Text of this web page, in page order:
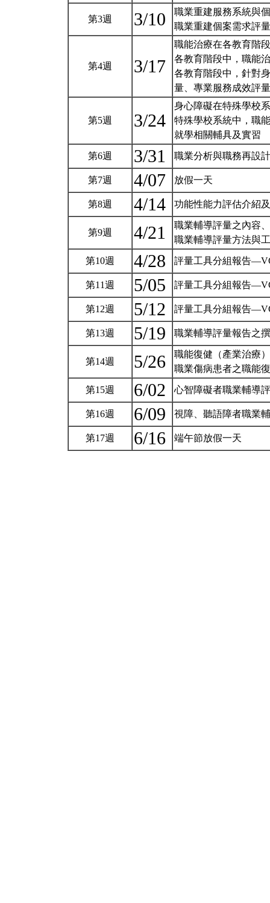
第3週 3/10
職業重建服務系統與
職業重建個案需求評
第4週 3/17
職能治療在各教育階
各教育階段中，職能
各教育階段中，針對
量、專業服務成效評
第5週 3/24
身心障礙在特殊學校
特殊學校系統中，職
就學相關輔具及實習
第6週 3/31 職業分析與職務再設
第7週 4/07 放假一天
第8週 4/14 功能性能力評估介紹
第9週 4/21
職業輔導評量之內容
職業輔導評量方法與
第10週 4/28 評量工具分組報告
第11週 5/05 評量工具分組報告
第12週 5/12 評量工具分組報告
第13週 5/19 職業輔導評量報告之
第14週 5/26
職能復健（產業治療）
職業傷病患者之職能
第15週 6/02 心智障礙者職業輔導
第16週 6/09 視障、聽語障者職業
第17週 6/16 端午節放假一天